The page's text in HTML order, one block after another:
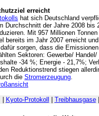
erreicht
hat sich Deutschland
Durchschnitt der Jahre 2008 bis
Mit 957 Millionen Tonnen
bereits im Jahr 2007 erreicht
sorgen, dass die
Sektoren: Gewerbe/
-34 %; Energie - 21,7%;
Reduktionstrend stiegen
die Stromerzeugung.
Kyoto-Protokoll Treibhausgase|